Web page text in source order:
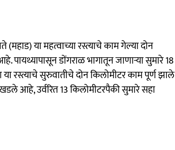
या महत्वाच्या रस्त्याचे काम गेल्या दोन
पायथ्यापासून डोंगराळ भागातून जाणाऱ्या सुमारे 18
रस्त्याचे सुरुवातीचे दोन किलोमीटर काम पूर्ण झाले
आहे, उर्वरित 13 किलोमीटरपैकी सुमारे सहा